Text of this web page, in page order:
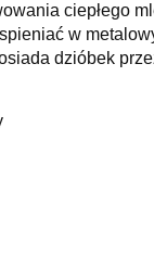
ciepłego
w
dzióbek